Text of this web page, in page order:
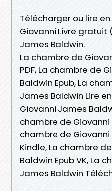
Télécharger ou lire
Giovanni Livre gratuit
James Baldwin.
La chambre de
PDF, La chambre de
Baldwin Epub, La
James Baldwin Lire
Giovanni James
chambre de Giovanni
chambre de
Kindle, La chambre
Baldwin Epub VK, La
James Baldwin